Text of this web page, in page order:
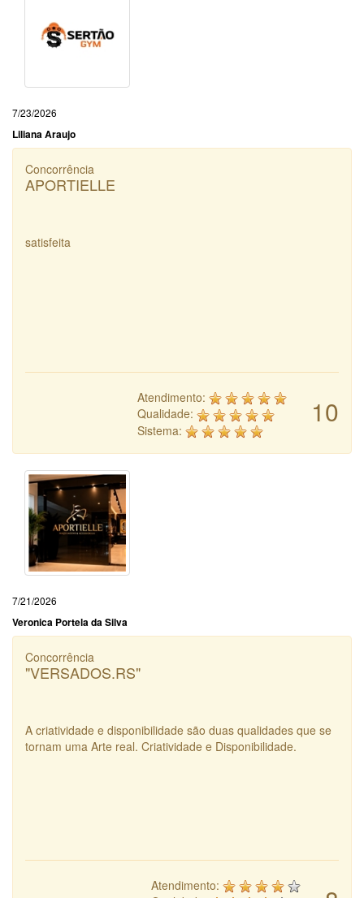
7/23/2026
Liliana Araujo
Concorrência
APORTIELLE
satisfeita
10
Atendimento:
Qualidade:
Sistema:
7/21/2026
Veronica Portela da Silva
Concorrência
"VERSADOS.RS"
A criatividade e disponibilidade são duas qualidades que se
tornam uma Arte real. Criatividade e Disponibilidade.
Atendimento: